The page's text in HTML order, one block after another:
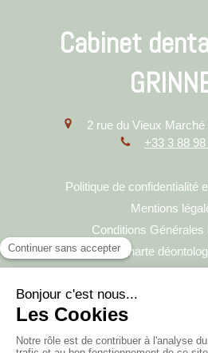
Cabinet
2 rue du Vieux Marché
+33 3 88
Politique de confidentialité
Mentions
Conditions Générales
Charte
Annuaires
Hygiène &
Honoraires &